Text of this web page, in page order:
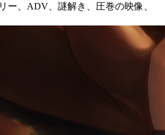
ー、ADV、謎解き、圧巻の映像、